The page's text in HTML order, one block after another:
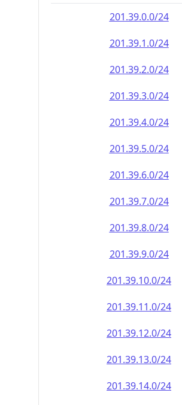
201.39.0.0/24
201.39.1.0/24
201.39.2.0/24
201.39.3.0/24
201.39.4.0/24
201.39.5.0/24
201.39.6.0/24
201.39.7.0/24
201.39.8.0/24
201.39.9.0/24
201.39.10.0/24
201.39.11.0/24
201.39.12.0/24
201.39.13.0/24
201.39.14.0/24